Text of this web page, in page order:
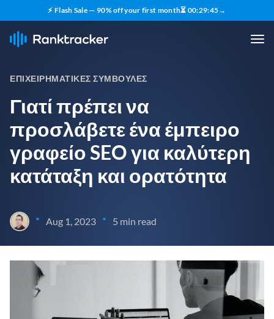
⚡ Flash Sale — 90% off your first month⏳ 00:29:44→
ΕΠΙΧΕΙΡΗΜΑΤΙΚΈΣ ΣΥΜΒΟΥΛΈΣ
Γιατί πρέπει να
προσλάβετε ένα έμπειρο
γραφείο SEO για καλύτερη
κατάταξη και ορατότητα
• Aug 1, 2023 • 5 min read